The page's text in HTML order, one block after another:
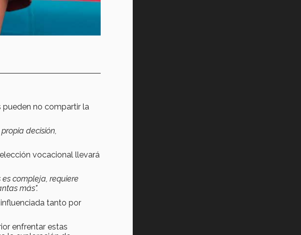
pueden no compartir la
decisión,
vocacional llevará
compleja, requiere
más".
tanto por
enfrentar estas